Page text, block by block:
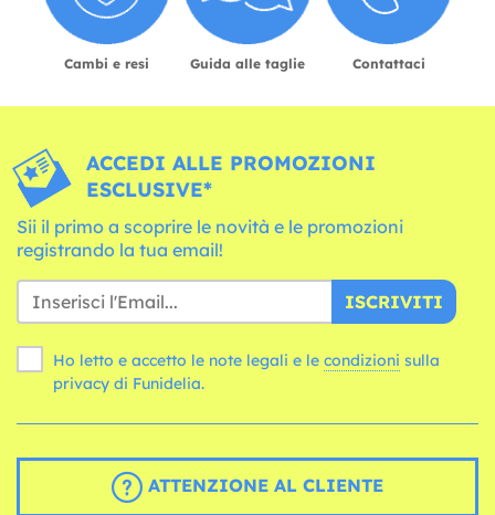
Cambi e resi Guida alle taglie Contattaci
ACCEDI ALLE PROMOZIONI
ESCLUSIVE*
Sii il primo a scoprire le novità e le promozioni
registrando la tua email!
ISCRIVITI
Ho letto e accetto le note legali e le condizioni
privacy di Funidelia.
ATTENZIONE AL CLIENTE